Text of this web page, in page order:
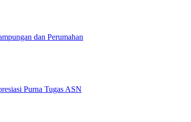
dan Perumahan
Purna Tugas ASN